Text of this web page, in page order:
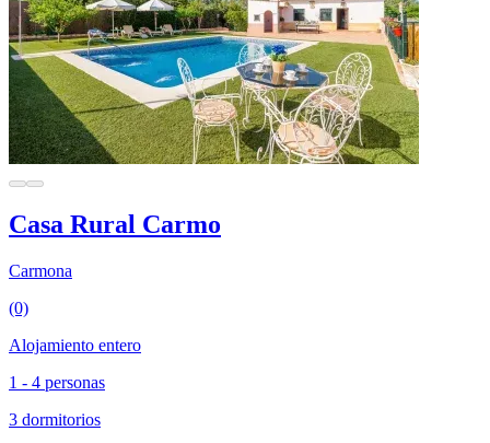
Casa Rural Carmo
Carmona
(0)
Alojamiento entero
1 - 4 personas
3 dormitorios